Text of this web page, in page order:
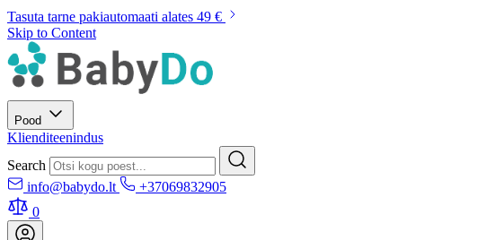
Tasuta tarne pakiautomaati alates 49 €
Skip to Content
Pood
Klienditeenindus
Search
info@babydo.lt
+37069832905
0